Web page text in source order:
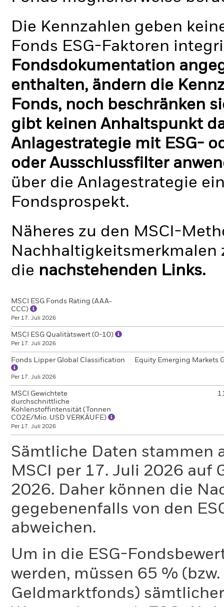
Die Kennzahlen geben
Fonds ESG-Faktoren
Fondsdokumentation
enthalten, ändern die
Fonds, noch beschränken
gibt keinen Anhaltspunkt
Anlagestrategie mit ESG-
oder Ausschlussfilter
über die Anlagestrategie
Fondsprospekt.
Näheres zu den MSCI-
Nachhaltigkeitsmerkmalen
die nachstehenden Links.
MSCI ESG Fonds Rating (AAA-
CCC)
Per 17. Juli 2026
MSCI ESG Qualitätswert (0-10)
Per 17. Juli 2026
Fonds Lipper Global Classification
Per 17. Juli 2026
Equity Emerging Markets
MSCI Gewichtete
durchschnittliche
Kohlenstoffintensität (Tonnen
CO2E/Mio. USD VERKÄUFE)
Per 17. Juli 2026
Sämtliche Daten stammen
MSCI per 17. Juli 2026 auf
2026. Daher können die
gegebenenfalls von den
abweichen.
Um in die ESG-
werden, müssen 65 %
Geldmarktfonds)